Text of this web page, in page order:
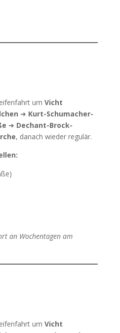
um Vicht
➜ Kurt-Schumacher-
➜ Dechant-Brock-
, danach wieder regulär.
an Wochentagen am
um Vicht